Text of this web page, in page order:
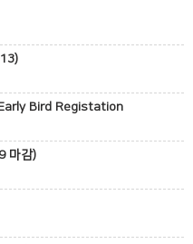
Bird Registation
마감)